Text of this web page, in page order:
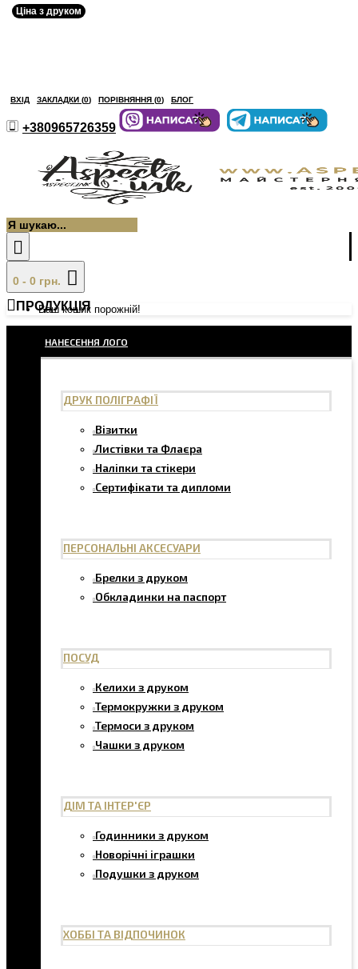
ВХІД ЗАКЛАДКИ (0) ПОРІВНЯННЯ (0) БЛОГ
+380965726359
0 - 0 грн.
Ваш кошик порожній!
ПРОДУКЦІЯ
НАНЕСЕННЯ ЛОГО
ДРУК ПОЛІГРАФІЇ
Візитки
Листівки та Флаєра
Наліпки та стікери
Сертифікати та дипломи
ПЕРСОНАЛЬНІ АКСЕСУАРИ
Брелки з друком
Обкладинки на паспорт
ПОСУД
Келихи з друком
Термокружки з друком
Термоси з друком
Чашки з друком
ДІМ ТА ІНТЕР'ЄР
Годинники з друком
Новорічні іграшки
Подушки з друком
ХОББІ ТА ВІДПОЧИНОК
Ціна з друком